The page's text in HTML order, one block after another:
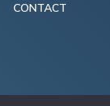
CONTACT